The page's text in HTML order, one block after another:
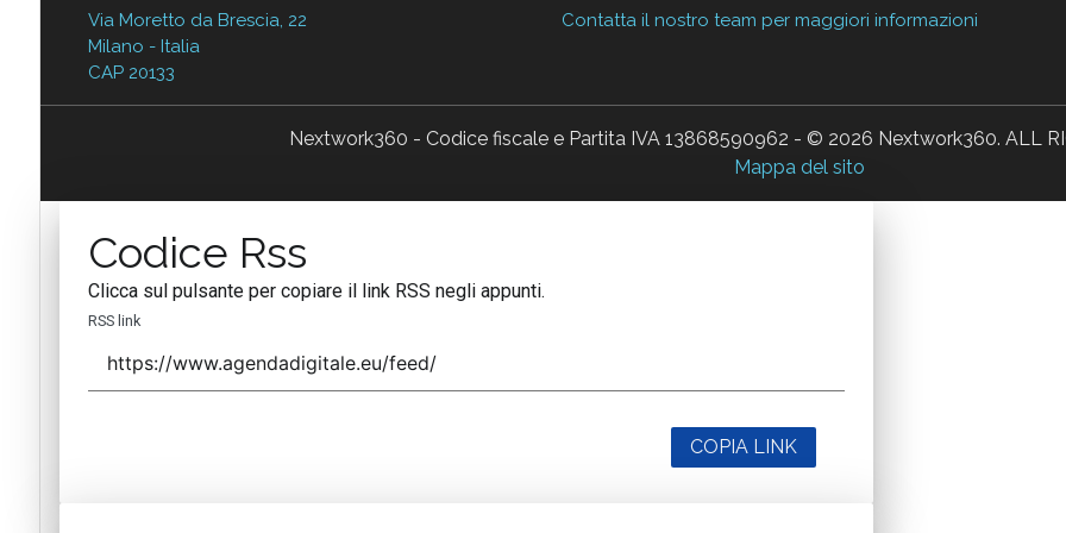
Via Moretto da Brescia, 22
Milano - Italia
CAP 20133
Contatta il nostro team per maggiori informazioni
Nextwork360 - Codice fiscale e Partita IVA 13868590962 - © 2026 Nextwork360. ALL
Mappa del sito
Codice Rss
Clicca sul pulsante per copiare il link RSS negli appunti.
RSS link
COPIA LINK